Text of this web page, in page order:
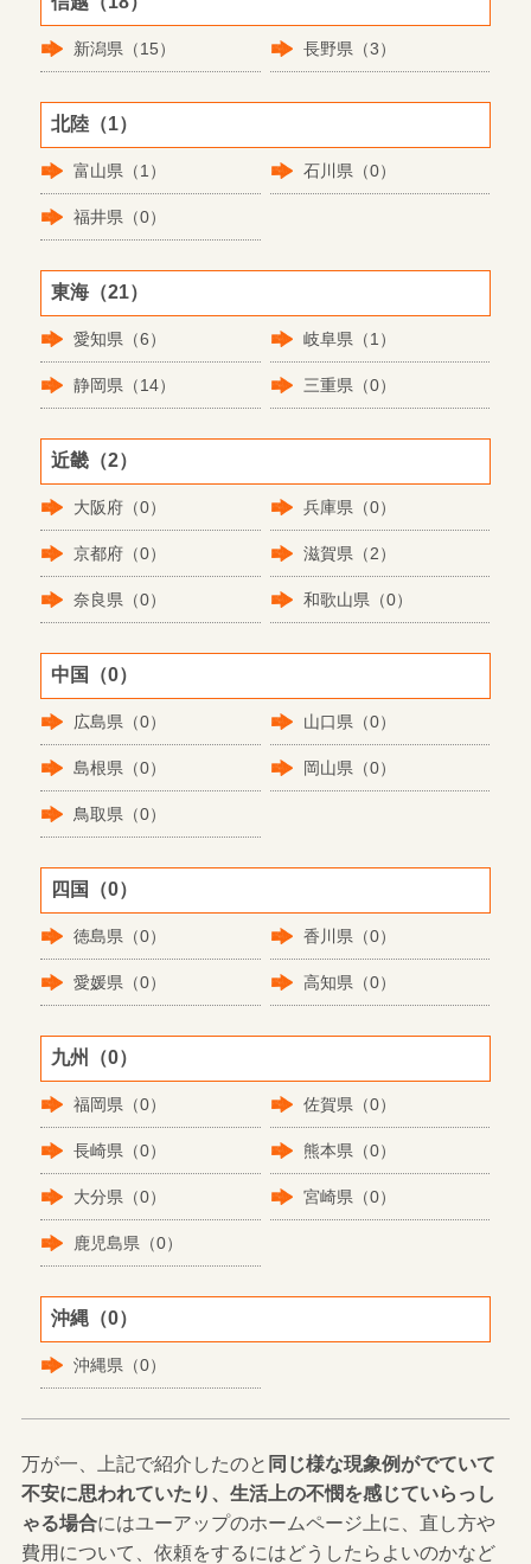
新潟県（15） 長野県（3）
北陸（1）
富山県（1） 石川県（0）
福井県（0）
東海（21）
愛知県（6） 岐阜県（1）
静岡県（14） 三重県（0）
近畿（2）
大阪府（0） 兵庫県（0）
京都府（0） 滋賀県（2）
奈良県（0） 和歌山県（0）
中国（0）
広島県（0） 山口県（0）
島根県（0） 岡山県（0）
鳥取県（0）
四国（0）
徳島県（0） 香川県（0）
愛媛県（0） 高知県（0）
九州（0）
福岡県（0） 佐賀県（0）
長崎県（0） 熊本県（0）
大分県（0） 宮崎県（0）
鹿児島県（0）
沖縄（0）
沖縄県（0）
万が一、上記で紹介したのと 同じ様な現象例がでていて
不安に思われていたり、生活上の不憫を感じていらっし
ゃる場合にはユーアップのホームページ上に、直し方や
費用について、依頼をするにはどうしたらよいのかなど